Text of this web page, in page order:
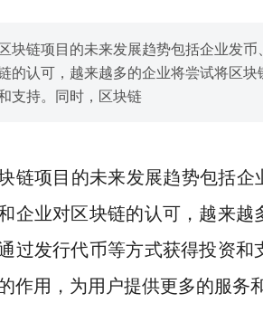
块链项目的未来发展趋势包括企业发
的认可，越来越多的企业将尝试将区
支持。同时，区块链
链项目的未来发展趋势包括
企业对区块链的认可，越来越
过发行代币等方式获得投资
作用，为用户提供更多的服务